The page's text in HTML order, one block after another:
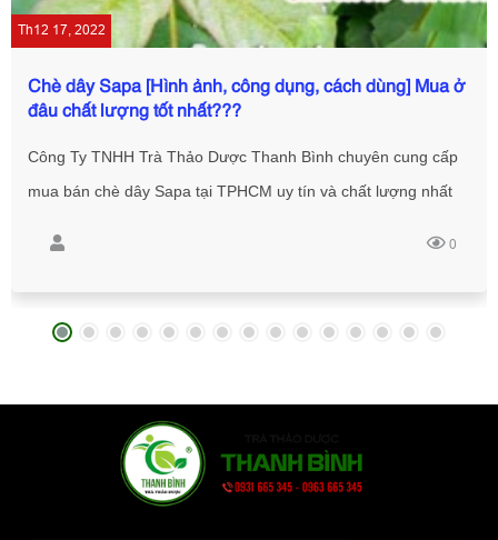
Th12 17, 2022
Chè dây Sapa [Hình ảnh, công dụng, cách dùng] Mua ở
đâu chất lượng tốt nhất???
Công Ty TNHH Trà Thảo Dược Thanh Bình chuyên cung cấp
mua bán chè dây Sapa tại TPHCM uy tín và chất lượng nhất
Hotline: 0931 665 345 - 0963 665 345 - 0945 695 345.
0